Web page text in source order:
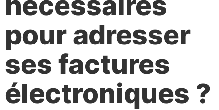
pour adresser
ses factures
électroniques ?